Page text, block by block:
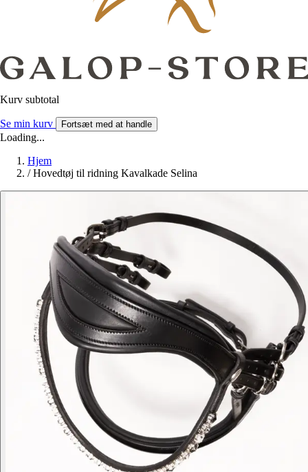
Kurv subtotal
Se min kurv Fortsæt med at handle
Loading...
Hjem
/ Hovedtøj til ridning Kavalkade Selina